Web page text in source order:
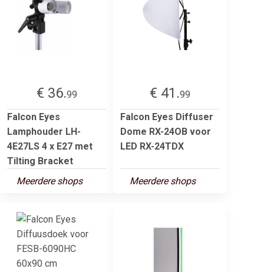
€ 36.99
Falcon Eyes
Lamphouder LH-
4E27LS 4 x E27 met
Tilting Bracket
Meerdere shops
€ 41.99
Falcon Eyes Diffuser
Dome RX-24OB voor
LED RX-24TDX
Meerdere shops